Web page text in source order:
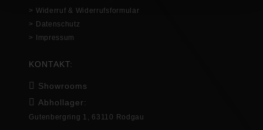
> Widerruf & Widerrufsformular
> Datenschutz
> Impressum
KONTAKT:
Showrooms
Abhollager:
Gutenbergring 1, 63110 Rodgau